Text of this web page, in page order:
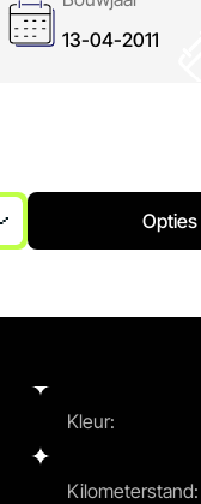
13-04-2011
Opties
Kleur:
Kilometerstand: